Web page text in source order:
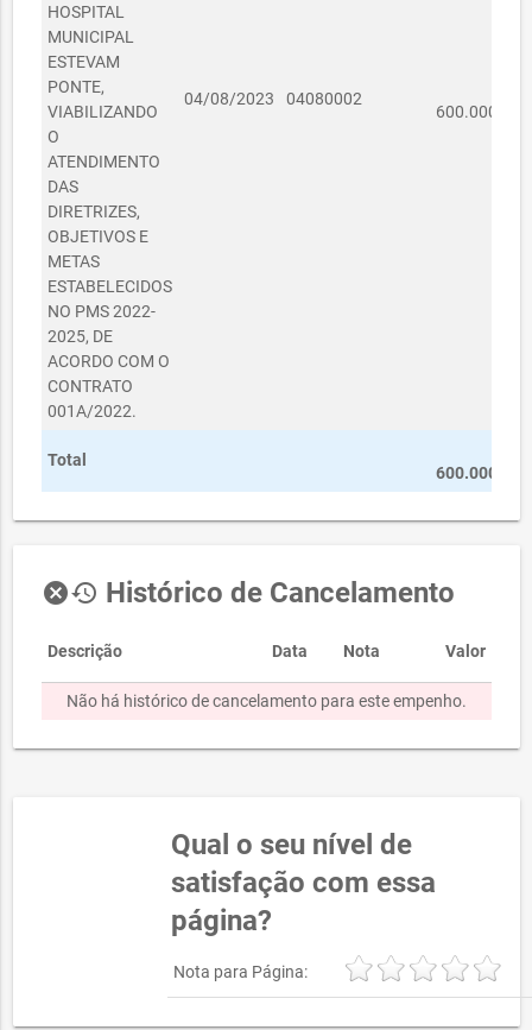
HOSPITAL
MUNICIPAL
ESTEVAM
PONTE,
VIABILIZANDO
O
ATENDIMENTO
DAS
DIRETRIZES,
OBJETIVOS E
METAS
ESTABELECIDOS
NO PMS 2022-
2025, DE
ACORDO COM O
CONTRATO
001A/2022.
04/08/2023 04080002
600.000,00
Total
600.000,00
cancelhistory Histórico de Cancelamento
Descrição Data Nota Valor
Não há histórico de cancelamento para este empenho.
Qual o seu nível de
satisfação com essa
página?
Nota para Página: